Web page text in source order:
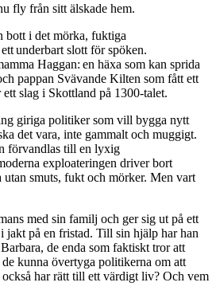
fly från sitt älskade hem.
bott i det mörka, fuktiga
underbart slott för spöken.
Haggan: en häxa som kan sprida
pappan Svävande Kilten som fått ett
slag i Skottland på 1300-talet.
giriga politiker som vill bygga nytt
det vara, inte gammalt och muggigt.
förvandlas till en lyxig
exploateringen driver bort
utan smuts, fukt och mörker. Men vart
med sin familj och ger sig ut på ett
på en fristad. Till sin hjälp har han
de enda som faktiskt tror att
kunna övertyga politikerna om att
också har rätt till ett värdigt liv? Och vem